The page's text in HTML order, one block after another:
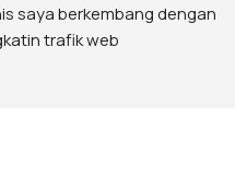
saya berkembang dengan
trafik web